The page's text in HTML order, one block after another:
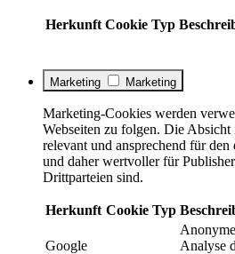
Herkunft Cookie Typ
Marketing Marketing
Marketing-Cookies werden
Webseiten zu folgen. Die
relevant und ansprechend für
und daher wertvoller für
Drittparteien sind.
Herkunft Cookie Typ
Google
Analyse